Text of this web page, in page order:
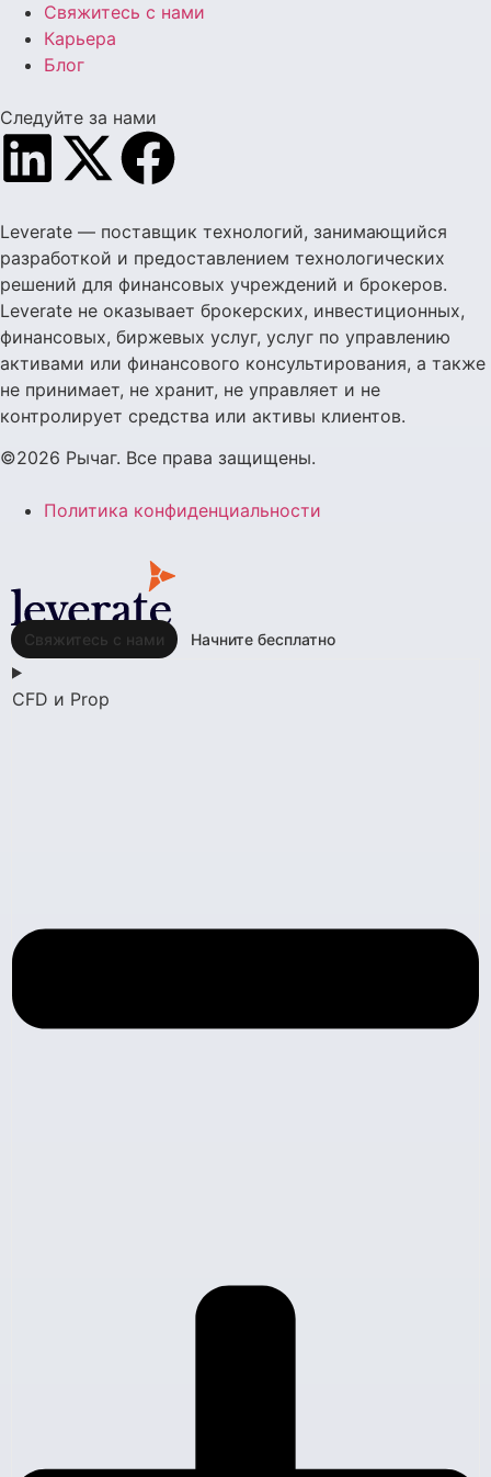
Свяжитесь с нами
Карьера
Блог
Следуйте за нами
Leverate — поставщик технологий, занимающийся
разработкой и предоставлением технологических
решений для финансовых учреждений и брокеров.
Leverate не оказывает брокерских, инвестиционных,
финансовых, биржевых услуг, услуг по управлению
активами или финансового консультирования, а также
не принимает, не хранит, не управляет и не
контролирует средства или активы клиентов.
©2026 Рычаг. Все права защищены.
Политика конфиденциальности
Свяжитесь с нами Начните бесплатно
CFD и Prop